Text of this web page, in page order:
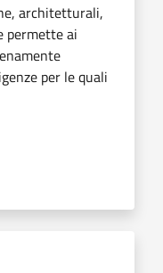
architetturali,
permette ai
per le quali